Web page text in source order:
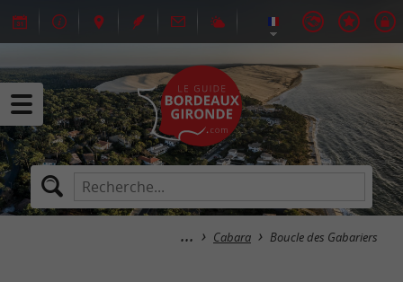
Cabara Boucle des Gabariers